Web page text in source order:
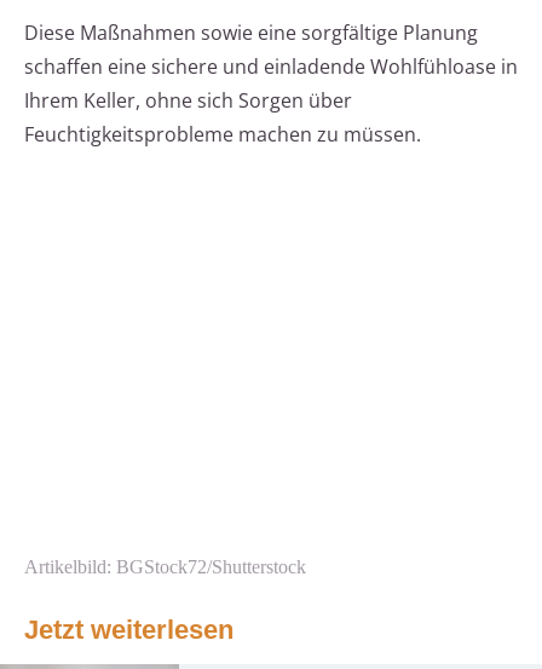
Diese Maßnahmen sowie eine sorgfältige Planung
schaffen eine sichere und einladende Wohlfühloase in
Ihrem Keller, ohne sich Sorgen über
Feuchtigkeitsprobleme machen zu müssen.
Artikelbild: BGStock72/Shutterstock
Jetzt weiterlesen